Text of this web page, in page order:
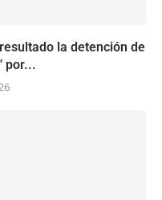
la detención de
por...